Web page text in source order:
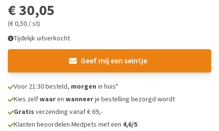
€ 30,05
(€ 0,50 / st)
Tijdelijk uitverkocht
Geef mij een seintje
Voor 21:30 besteld, morgen in huis*
Kies zelfwaaren wanneerje bestelling bezorgd wordt
Gratis verzending vanaf € 69,-
Klanten beoordelen Medpets met een 4,6/5